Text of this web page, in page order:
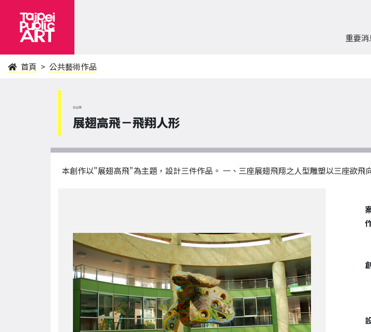
重要消
首頁 公共藝術作品
松山區
展翅高飛－飛翔人形
本創作以"展翅高飛"為主題，設計三件作品。 一、三座展翅飛翔之人型雕塑以三座欲飛
公共藝術